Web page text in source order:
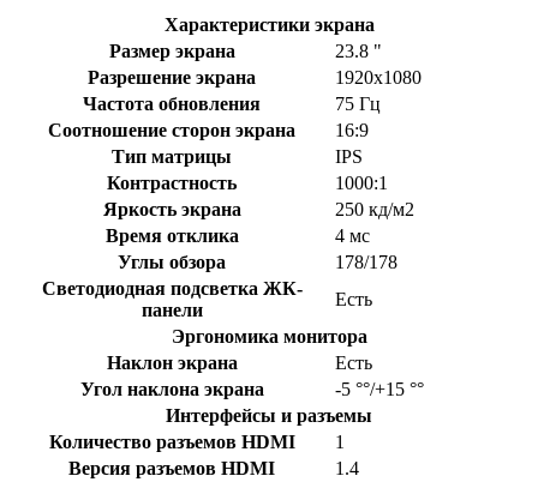
Характеристики экрана
Размер экрана
23.8 "
Разрешение экрана
1920x1080
Частота обновления
75 Гц
Соотношение сторон экрана
16:9
Тип матрицы
IPS
Контрастность
1000:1
Яркость экрана
250 кд/м2
Время отклика
4 мс
Углы обзора
178/178
Светодиодная подсветка ЖК-
панели
Есть
Эргономика монитора
Наклон экрана
Есть
Угол наклона экрана
-5 °°/+15 °°
Интерфейсы и разъемы
Количество разъемов HDMI
1
Версия разъемов HDMI
1.4